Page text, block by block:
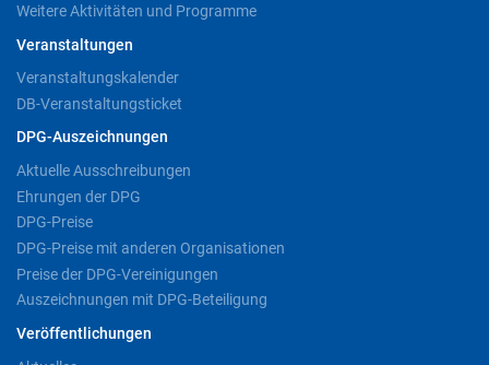
Weitere Aktivitäten und Programme
Veranstaltungen
Veranstaltungskalender
DB-Veranstaltungsticket
DPG-Auszeichnungen
Aktuelle Ausschreibungen
Ehrungen der DPG
DPG-Preise
DPG-Preise mit anderen Organisationen
Preise der DPG-Vereinigungen
Auszeichnungen mit DPG-Beteiligung
Veröffentlichungen